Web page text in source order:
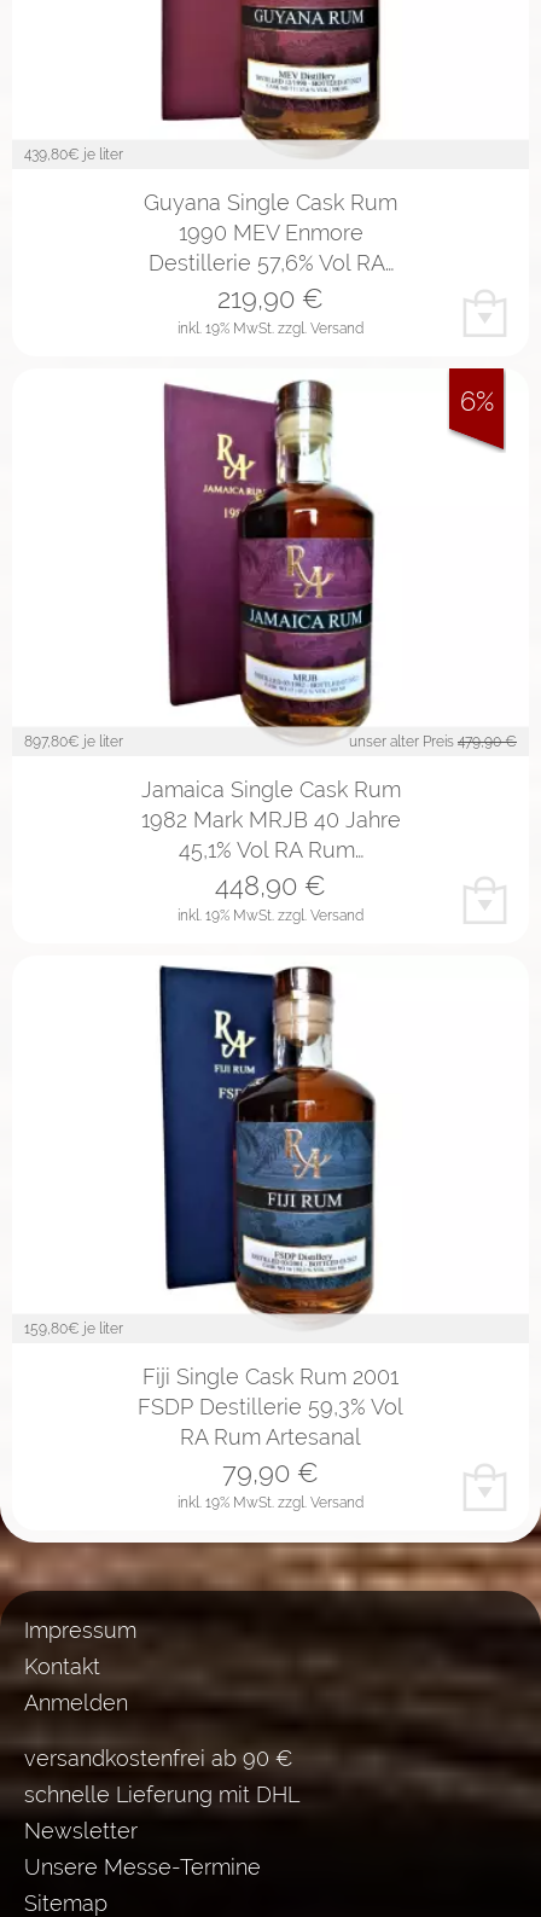
439,80€ je liter
Guyana Single Cask Rum
1990 MEV Enmore
Destillerie 57,6% Vol RA…
inkl. 19% MwSt. zzgl. Versand
219,90 €
897,80€ je liter unser alter Preis 479,90 €
Jamaica Single Cask Rum
1982 Mark MRJB 40 Jahre
45,1% Vol RA Rum…
inkl. 19% MwSt. zzgl. Versand
448,90 €
6%
159,80€ je liter
Fiji Single Cask Rum 2001
FSDP Destillerie 59,3% Vol
RA Rum Artesanal
inkl. 19% MwSt. zzgl. Versand
79,90 €
Impressum
Kontakt
Anmelden
versandkostenfrei ab 90 €
schnelle Lieferung mit DHL
Newsletter
Unsere Messe-Termine
Sitemap